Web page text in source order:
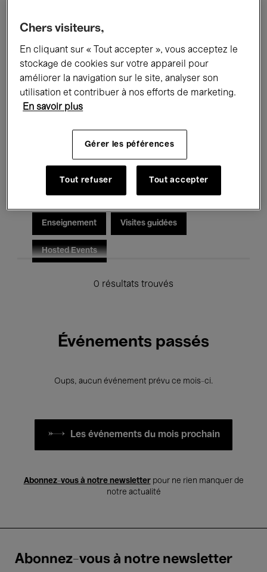
Expositions Films Performances
Rencontres & Débats Jazz
Musique électronique
Pour tous Kids’ Palace
Enseignement Visites guidées
Hosted Events
0 résultats trouvés
Événements passés
Oups, aucun événement prévu ce mois-ci.
Les événements du mois prochain
Abonnez-vous à notre newsletterpour ne rien manquer de
notre actualité
Abonnez-vous à notre newsletter
Chers visiteurs,
En cliquant sur « Tout accepter », vous acceptez le
stockage de cookies sur votre appareil pour
améliorer la navigation sur le site, analyser son
utilisation et contribuer à nos efforts de marketing.
En savoir plus
Gérer les péférences
Tout refuser Tout accepter